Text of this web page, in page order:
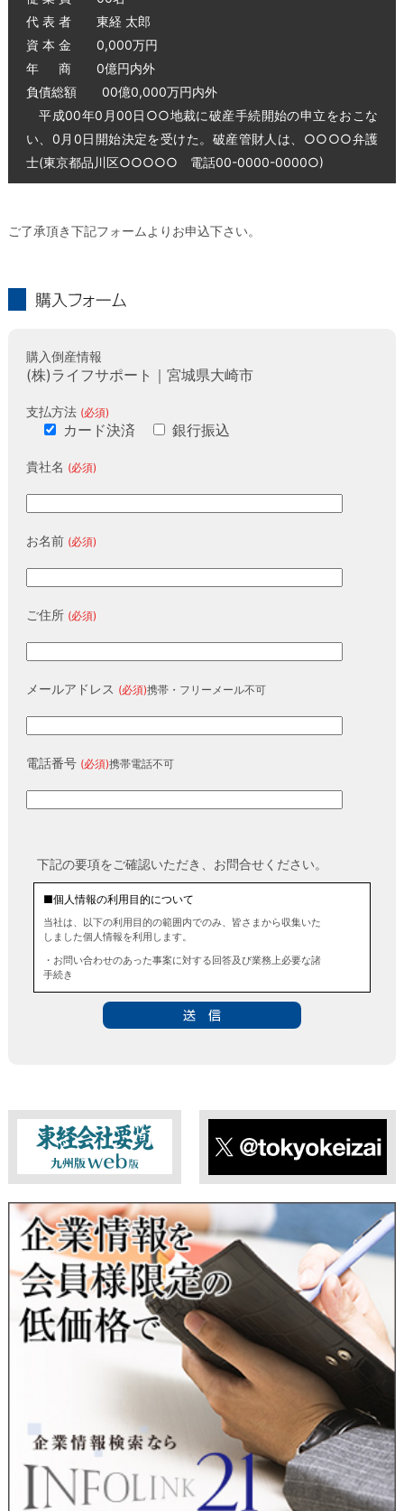
代 表 者 東経 太郎
資 本 金 0,000万円
年 商 0億円内外
負債総額 00億0,000万円内外
平成00年0月00日○○地裁に破産手続開始の申立をおこな
い、0月0日開始決定を受けた。破産管財人は、○○○○弁護
士(東京都品川区○○○○○ 電話00-0000-0000○)
ご了承頂き下記フォームよりお申込下さい。
購入倒産情報
(株)ライフサポート｜宮城県大崎市
支払方法 (必須)
カード決済 銀行振込
貴社名 (必須)
お名前 (必須)
ご住所 (必須)
メールアドレス (必須)携帯・フリーメール不可
電話番号 (必須)携帯電話不可
下記の要項をご確認いただき、お問合せください。
■個人情報の利用目的について
当社は、以下の利用目的の範囲内でのみ、皆さまから収集いた
しました個人情報を利用します。
・お問い合わせのあった事案に対する回答及び業務上必要な諸
手続き
■個人情報の第三者提供について
■ 個人情報提供の任意性及び留意点
個人情報のご提供は任意ですが、必要な個人情報をご提供いた
だけなかった場合は、上記利用目的を達成できない場合があり
ますのでご了承ください。
当社は、本人が自己の個人情報について、通知・開示・訂正・
追加・削除・利用停止・提供停止の希望がございましたら、本
人または代理人の請求応じて、個人データの通知・開示・訂
正・追加・削除・利用停止・提供停止の請求に応じます。
受付方法は、本人確認資料（運転免許証、パスポート何れかの
コピー）、「個人情報取扱申請書」「委任状」（代理人による
申請の場合のみ必要となります）を当社宛にお送り下さい。
＜個人情報保護に関するお問合せ・相談窓口＞
〒802-0004 北九州市小倉北区鍛冶町2丁目5-11（第一東経ビ
フリーダイヤル 0120-55-9986
受付時間 平日9：00～17：00
東経会社要覧web版 X